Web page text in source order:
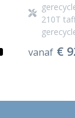
210T
vanaf €